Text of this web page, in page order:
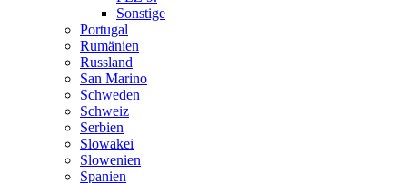
Sonstige
Portugal
Rumänien
Russland
San Marino
Schweden
Schweiz
Serbien
Slowakei
Slowenien
Spanien